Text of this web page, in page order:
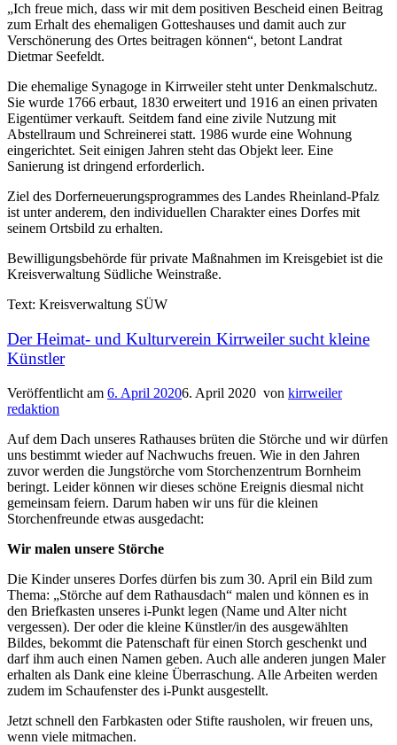
„Ich freue mich, dass wir mit dem positiven Bescheid einen Beitrag
zum Erhalt des ehemaligen Gotteshauses und damit auch zur
Verschönerung des Ortes beitragen können“, betont Landrat
Dietmar Seefeldt.
Die ehemalige Synagoge in Kirrweiler steht unter Denkmalschutz.
Sie wurde 1766 erbaut, 1830 erweitert und 1916 an einen privaten
Eigentümer verkauft. Seitdem fand eine zivile Nutzung mit
Abstellraum und Schreinerei statt. 1986 wurde eine Wohnung
eingerichtet. Seit einigen Jahren steht das Objekt leer. Eine
Sanierung ist dringend erforderlich.
Ziel des Dorferneuerungsprogrammes des Landes Rheinland-Pfalz
ist unter anderem, den individuellen Charakter eines Dorfes mit
seinem Ortsbild zu erhalten.
Bewilligungsbehörde für private Maßnahmen im Kreisgebiet ist die
Kreisverwaltung Südliche Weinstraße.
Text: Kreisverwaltung SÜW
Der Heimat- und Kulturverein Kirrweiler sucht kleine
Künstler
Veröffentlicht am 6. April 20206. April 2020 von kirrweiler
redaktion
Auf dem Dach unseres Rathauses brüten die Störche und wir dürfen
uns bestimmt wieder auf Nachwuchs freuen. Wie in den Jahren
zuvor werden die Jungstörche vom Storchenzentrum Bornheim
beringt. Leider können wir dieses schöne Ereignis diesmal nicht
gemeinsam feiern. Darum haben wir uns für die kleinen
Storchenfreunde etwas ausgedacht:
Wir malen unsere Störche
Die Kinder unseres Dorfes dürfen bis zum 30. April ein Bild zum
Thema: „Störche auf dem Rathausdach“ malen und können es in
den Briefkasten unseres i-Punkt legen (Name und Alter nicht
vergessen). Der oder die kleine Künstler/in des ausgewählten
Bildes, bekommt die Patenschaft für einen Storch geschenkt und
darf ihm auch einen Namen geben. Auch alle anderen jungen Maler
erhalten als Dank eine kleine Überraschung. Alle Arbeiten werden
zudem im Schaufenster des i-Punkt ausgestellt.
Jetzt schnell den Farbkasten oder Stifte rausholen, wir freuen uns,
wenn viele mitmachen.